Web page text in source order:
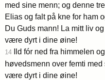
med sine menn; og denne
Elias og falt på kne for ham
Du Guds mann! La mitt liv
være dyrt i dine øine!
14 Ild fór ned fra himmelen
høvedsmenn over femti
være dyrt i dine øine!